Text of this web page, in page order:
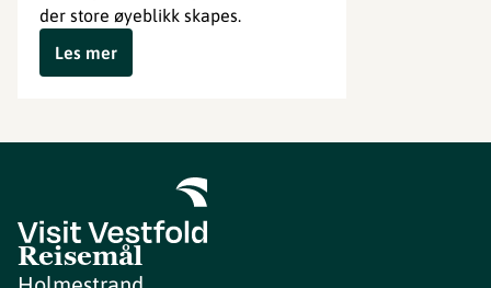
der store øyeblikk skapes.
Les mer
Reisemål